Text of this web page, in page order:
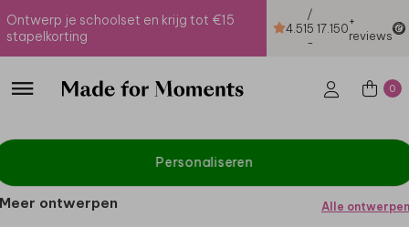
Ontwerp je schoolset en krijg tot €15
stapelkorting
4.51
/
5
-
17.150+
reviews
0
Personaliseren
Meer ontwerpen Alle ontwerpen